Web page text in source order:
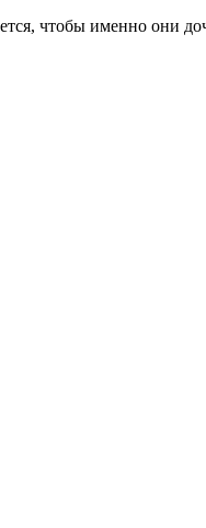
чтобы именно они